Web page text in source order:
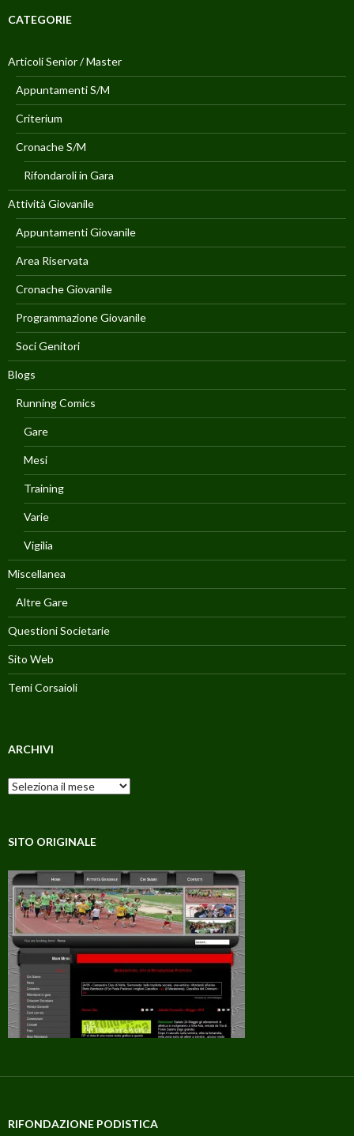
CATEGORIE
Articoli Senior / Master
Appuntamenti S/M
Criterium
Cronache S/M
Rifondaroli in Gara
Attività Giovanile
Appuntamenti Giovanile
Area Riservata
Cronache Giovanile
Programmazione Giovanile
Soci Genitori
Blogs
Running Comics
Gare
Mesi
Training
Varie
Vigilia
Miscellanea
Altre Gare
Questioni Societarie
Sito Web
Temi Corsaioli
ARCHIVI
Archivi
SITO ORIGINALE
RIFONDAZIONE PODISTICA